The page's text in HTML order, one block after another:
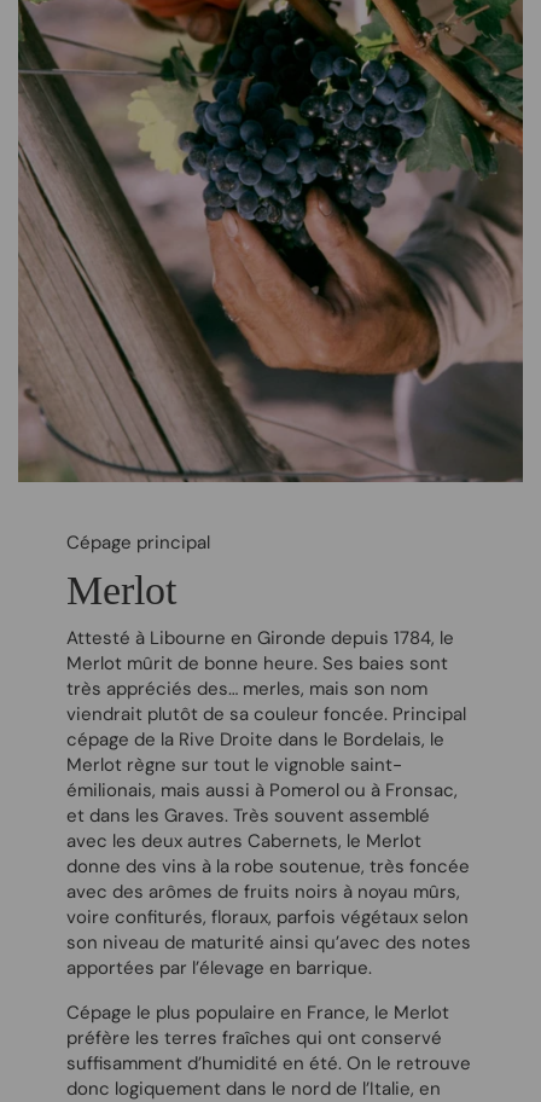
Cépage principal
Merlot
Attesté à Libourne en Gironde depuis 1784, le
Merlot mûrit de bonne heure. Ses baies sont
très appréciés des… merles, mais son nom
viendrait plutôt de sa couleur foncée. Principal
cépage de la Rive Droite dans le Bordelais, le
Merlot règne sur tout le vignoble saint-
émilionais, mais aussi à Pomerol ou à Fronsac,
et dans les Graves. Très souvent assemblé
avec les deux autres Cabernets, le Merlot
donne des vins à la robe soutenue, très foncée
avec des arômes de fruits noirs à noyau mûrs,
voire confiturés, floraux, parfois végétaux selon
son niveau de maturité ainsi qu’avec des notes
apportées par l’élevage en barrique.
Cépage le plus populaire en France, le Merlot
préfère les terres fraîches qui ont conservé
suffisamment d’humidité en été. On le retrouve
donc logiquement dans le nord de l’Italie, en